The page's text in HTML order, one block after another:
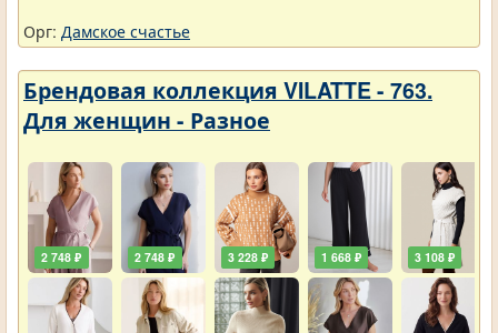
Орг: Дамское счастье
Брендовая коллекция VILATTE - 763.
Для женщин - Разное
2 748 ₽ 2 748 ₽ 3 228 ₽ 1 668 ₽ 3 108 ₽